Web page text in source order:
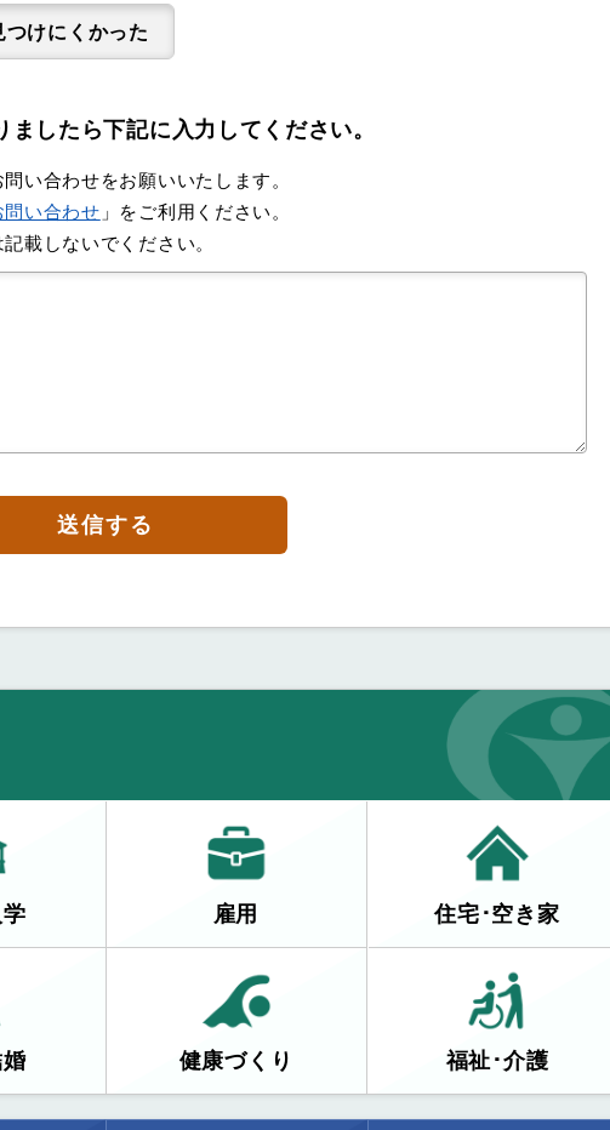
つけにくかった
したら下記に入力してください。
い合わせをお願いいたします。
問い合わせ 」をご利用ください。
載しないでください。
送信する
雇用 住宅･空き家
健康づくり 福祉･介護